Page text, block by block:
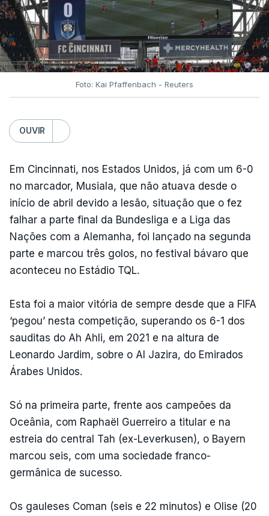
Foto: Kai Pfaffenbach - Reuters
OUVIR
Em Cincinnati, nos Estados Unidos, já com um 6-0
no marcador, Musiala, que não atuava desde o
início de abril devido a lesão, situação que o fez
falhar a parte final da Bundesliga e a Liga das
Nações com a Alemanha, foi lançado na segunda
parte e marcou três golos, no festival bávaro que
aconteceu no Estádio TQL.
Esta foi a maior vitória de sempre desde que a FIFA
‘pegou’ nesta competição, superando os 6-1 dos
sauditas do Ah Ahli, em 2021 e na altura de
Leonardo Jardim, sobre o Al Jazira, do Emirados
Árabes Unidos.
Só na primeira parte, frente aos campeões da
Oceânia, com Raphaël Guerreiro a titular e na
estreia do central Tah (ex-Leverkusen), o Bayern
marcou seis, com uma sociedade franco-
germânica de sucesso.
Os gauleses Coman (seis e 22 minutos) e Olise (20